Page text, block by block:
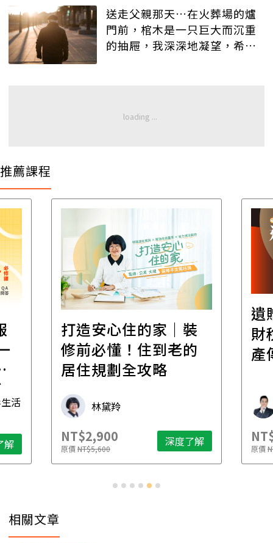
送走父親那天…在火葬場的爐
門前，棺木是一只巨大而沉重
的抽屜，我深深地凝望，希望
推薦課程
活
解
打造安心住的家｜裝
修前必懂！住到老的
居住規劃全攻略
林黛羚
NT$2,900
原價NT$5,600 深度了解
遺
財
產
原價
相關文章